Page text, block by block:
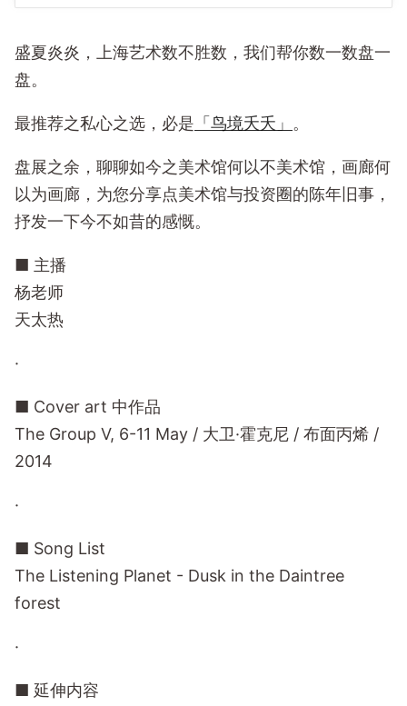
盛夏炎炎，上海艺术数不胜数，我们帮你数一数盘一
盘。
最推荐之私心之选，必是 「鸟境夭夭」 。
盘展之余，聊聊如今之美术馆何以不美术馆，画廊何
以为画廊，为您分享点美术馆与投资圈的陈年旧事，
抒发一下今不如昔的感慨。
■ 主播
杨老师
天太热
·
■ Cover art 中作品
The Group V, 6-11 May / 大卫·霍克尼 / 布面丙烯 /
2014
·
■ Song List
The Listening Planet - Dusk in the Daintree
forest
·
■ 延伸内容